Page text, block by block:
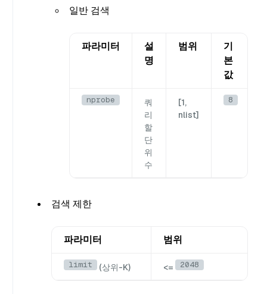
일반 검색
파라미터
설
명
범위
기
본
값
nprobe
쿼
리
할
단
위
수
[1,
nlist]
8
검색 제한
파라미터 범위
limit (상위-K) <= 2048